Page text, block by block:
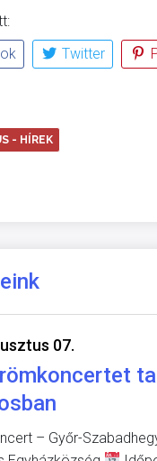
Twitter
- HÍREK
07.
– Győr-